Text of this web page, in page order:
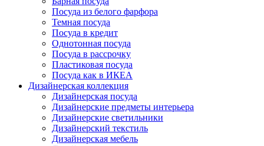
Посуда из белого фарфора
Темная посуда
Посуда в кредит
Однотонная посуда
Посуда в рассрочку
Пластиковая посуда
Посуда как в ИКЕА
Дизайнерская коллекция
Дизайнерская посуда
Дизайнерские предметы интерьера
Дизайнерские светильники
Дизайнерский текстиль
Дизайнерская мебель